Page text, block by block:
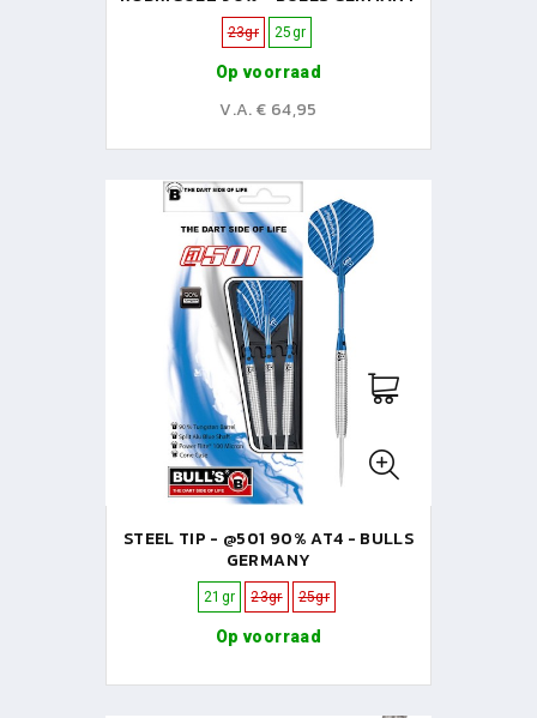
23gr 25gr
Op voorraad
V.A. € 64,95
STEEL TIP - @501 90% AT4 - BULLS
GERMANY
21gr 23gr 25gr
Op voorraad